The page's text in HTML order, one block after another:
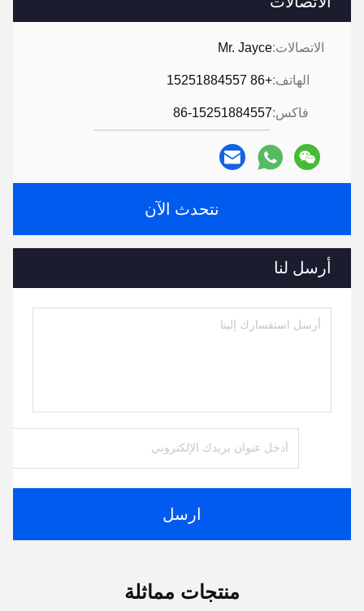
الاتصالات:Mr. Jayce
الهاتف:+86 15251884557
فاكس:86-15251884557
نتحدث الآن
أرسل لنا
ارسل
منتجات مماثلة